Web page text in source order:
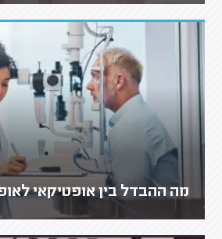
מה ההבדל בין אופטיקאי